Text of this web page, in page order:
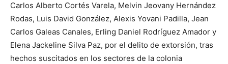
Carlos Alberto Cortés Varela, Melvin Jeovany Hernández
Rodas, Luis David González, Alexis Yovani Padilla, Jean
Carlos Galeas Canales, Erling Daniel Rodríguez Amador y
Elena Jackeline Silva Paz, por el delito de extorsión, tras
hechos suscitados en los sectores de la colonia